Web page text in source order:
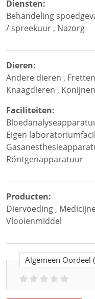
Diensten:
Behandeling
/ spreekuur , Nazorg
Dieren:
Andere dieren , Fretten
Knaagdieren , Konijnen
Faciliteiten:
Eigen
Röntgenapparatuur
Producten:
Diervoeding ,
Vlooienmiddel
Algemeen Oordeel